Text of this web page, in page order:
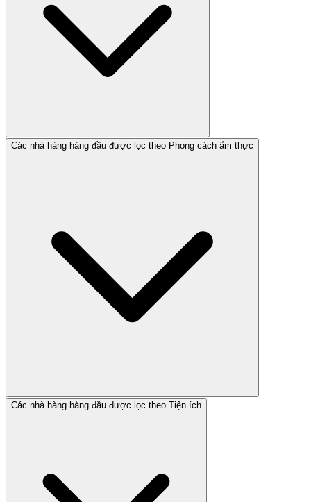
Các nhà hàng hàng đầu được lọc theo Phong cách ẩm thực
Các nhà hàng hàng đầu được lọc theo Tiện ích